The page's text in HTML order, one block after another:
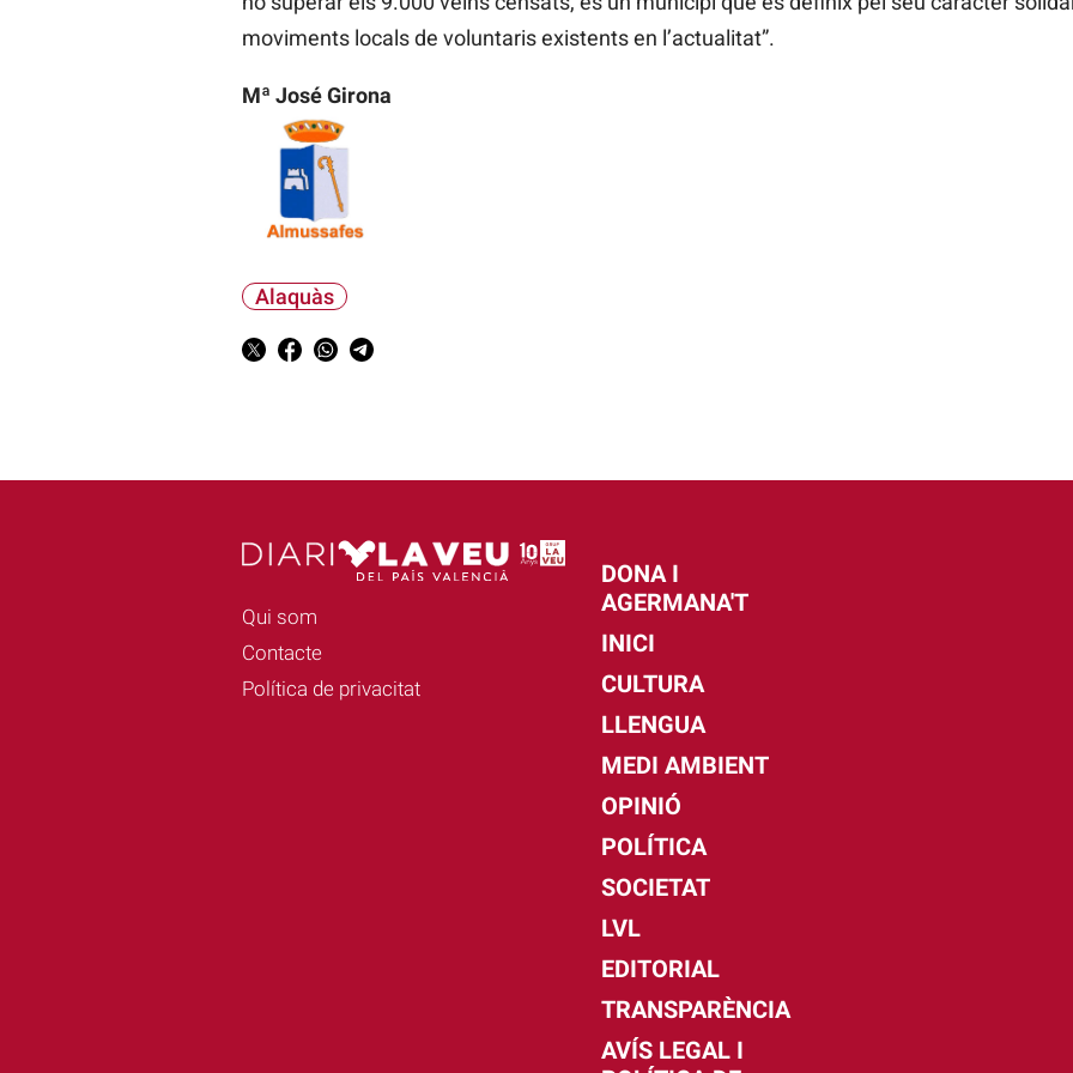
moviments locals de voluntaris existents en l’actualitat”.
Mª José Girona
Alaquàs
Qui som
Contacte
Política de privacitat
DONA I
AGERMANA'T
INICI
CULTURA
LLENGUA
MEDI AMBIENT
OPINIÓ
POLÍTICA
SOCIETAT
LVL
EDITORIAL
TRANSPARÈNCIA
AVÍS LEGAL I